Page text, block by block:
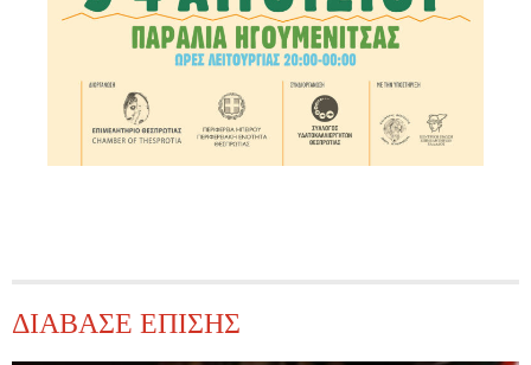
ΔΙΑΒΑΣΕ ΕΠΙΣΗΣ